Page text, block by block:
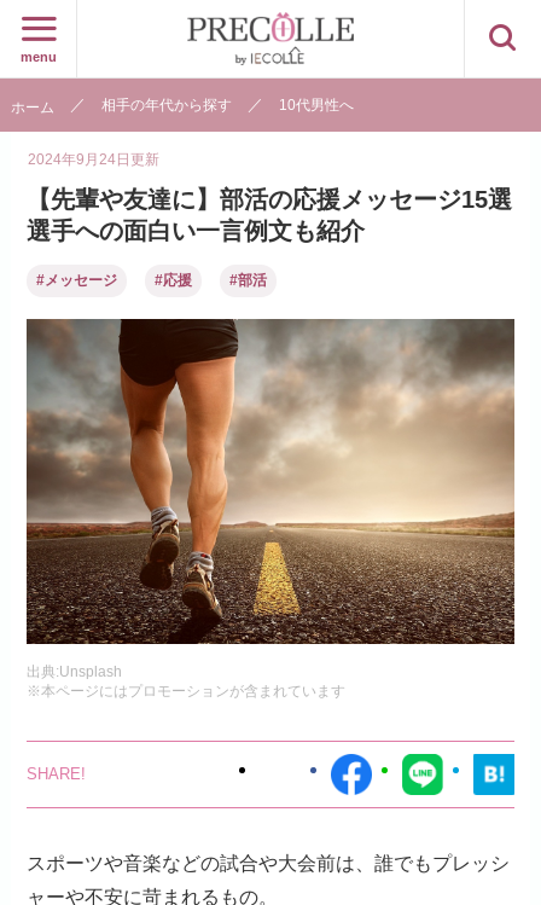
menu
ホーム 相手の年代から探す 10代男性へ
2024年9月24日更新
【先輩や友達に】部活の応援メッセージ15選
選手への面白い一言例文も紹介
#メッセージ #応援 #部活
出典:Unsplash
※本ページにはプロモーションが含まれています
スポーツや音楽などの試合や大会前は、誰でもプレッシ
ャーや不安に苛まれるもの。